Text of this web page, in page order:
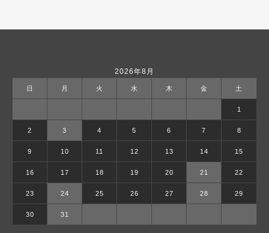
2026年8月
日 月 火 水 木 金 土
1
2 3 4 5 6 7 8
9 10 11 12 13 14 15
16 17 18 19 20 21 22
23 24 25 26 27 28 29
30 31